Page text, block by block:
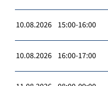
10.08.2026 15:00-16:00
10.08.2026 16:00-17:00